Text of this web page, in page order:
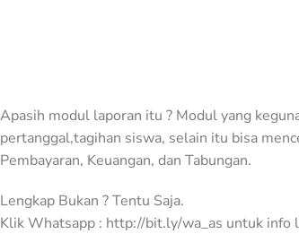
Apasih modul laporan itu ? Modul yang
pertanggal,tagihan siswa, selain itu bisa
Pembayaran, Keuangan, dan Tabungan.
Lengkap Bukan ? Tentu Saja.
Klik Whatsapp : http://bit.ly/wa_as untuk info